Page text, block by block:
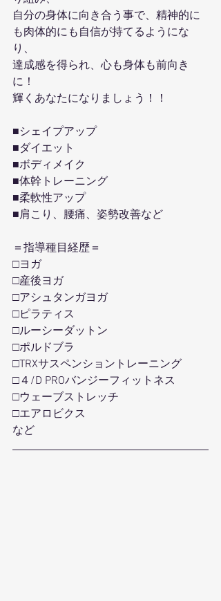
自分の身体に向き合う事で、精神的に
も肉体的にも自信が持てるようにな
り、
達成感を得られ、心も身体も前向き
に！
輝くあなたになりましょう！！
■シェイプアップ
■ダイエット
■ボディメイク
■体幹トレーニング
■柔軟性アップ
■肩こり、腰痛、姿勢改善など
＝指導種目経歴＝
□ヨガ
□産後ヨガ
□アシュタンガヨガ
□ピラティス
□ルーシーダットン
□ポルドブラ
□TRXサスペンショントレーニング
□４/D PROバンジーフィットネス
□ウェーブストレッチ
□エアロビクス
など